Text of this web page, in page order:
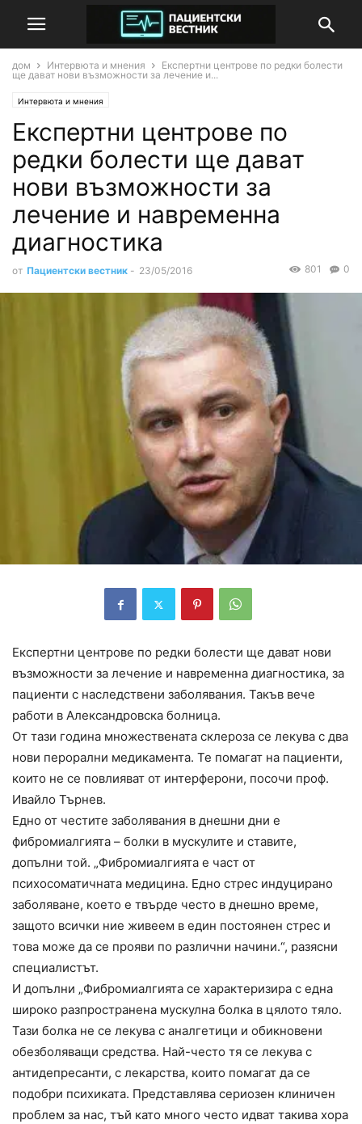
дом Интервюта и мнения
Експертни центрове по редки болести
ще дават нови възможности за лечение и...
Интервюта и мнения
Експертни центрове по
редки болести ще дават
нови възможности за
лечение и навременна
диагностика
от Пациентски вестник - 23/05/2016 0
801
Експертни центрове по редки болести ще дават нови
възможности за лечение и навременна диагностика, за
пациенти с наследствени заболявания. Такъв вече
работи в Александровска болница.
От тази година множествената склероза се лекува с два
нови перорални медикамента. Те помагат на пациенти,
които не се повлияват от интерферони, посочи проф.
Ивайло Търнев.
Едно от честите заболявания в днешни дни е
фибромиалгията – болки в мускулите и ставите,
допълни той. „Фибромиалгията е част от
психосоматичната медицина. Едно стрес индуцирано
заболяване, което е твърде често в днешно време,
защото всички ние живеем в един постоянен стрес и
това може да се прояви по различни начини.“, разясни
специалистът.
И допълни „Фибромиалгията се характеризира с една
широко разпространена мускулна болка в цялото тяло.
Тази болка не се лекува с аналгетици и обикновени
обезболяващи средства. Най-често тя се лекува с
антидепресанти, с лекарства, които помагат да се
подобри психиката. Представлява сериозен клиничен
проблем за нас, тъй като много често идват такива хора